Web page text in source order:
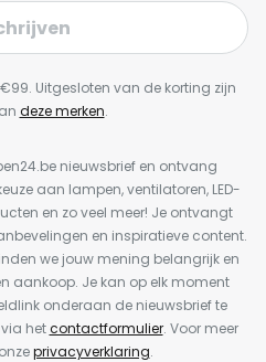
Uitgesloten van de korting zijn
deze merken.
nieuwsbrief en ontvang
aan lampen, ventilatoren, LED-
en zo veel meer! Je ontvangt
en inspiratieve content.
we jouw mening belangrijk en
aankoop. Je kan op elk moment
onderaan de nieuwsbrief te
hetcontactformulier. Voor meer
privacyverklaring.